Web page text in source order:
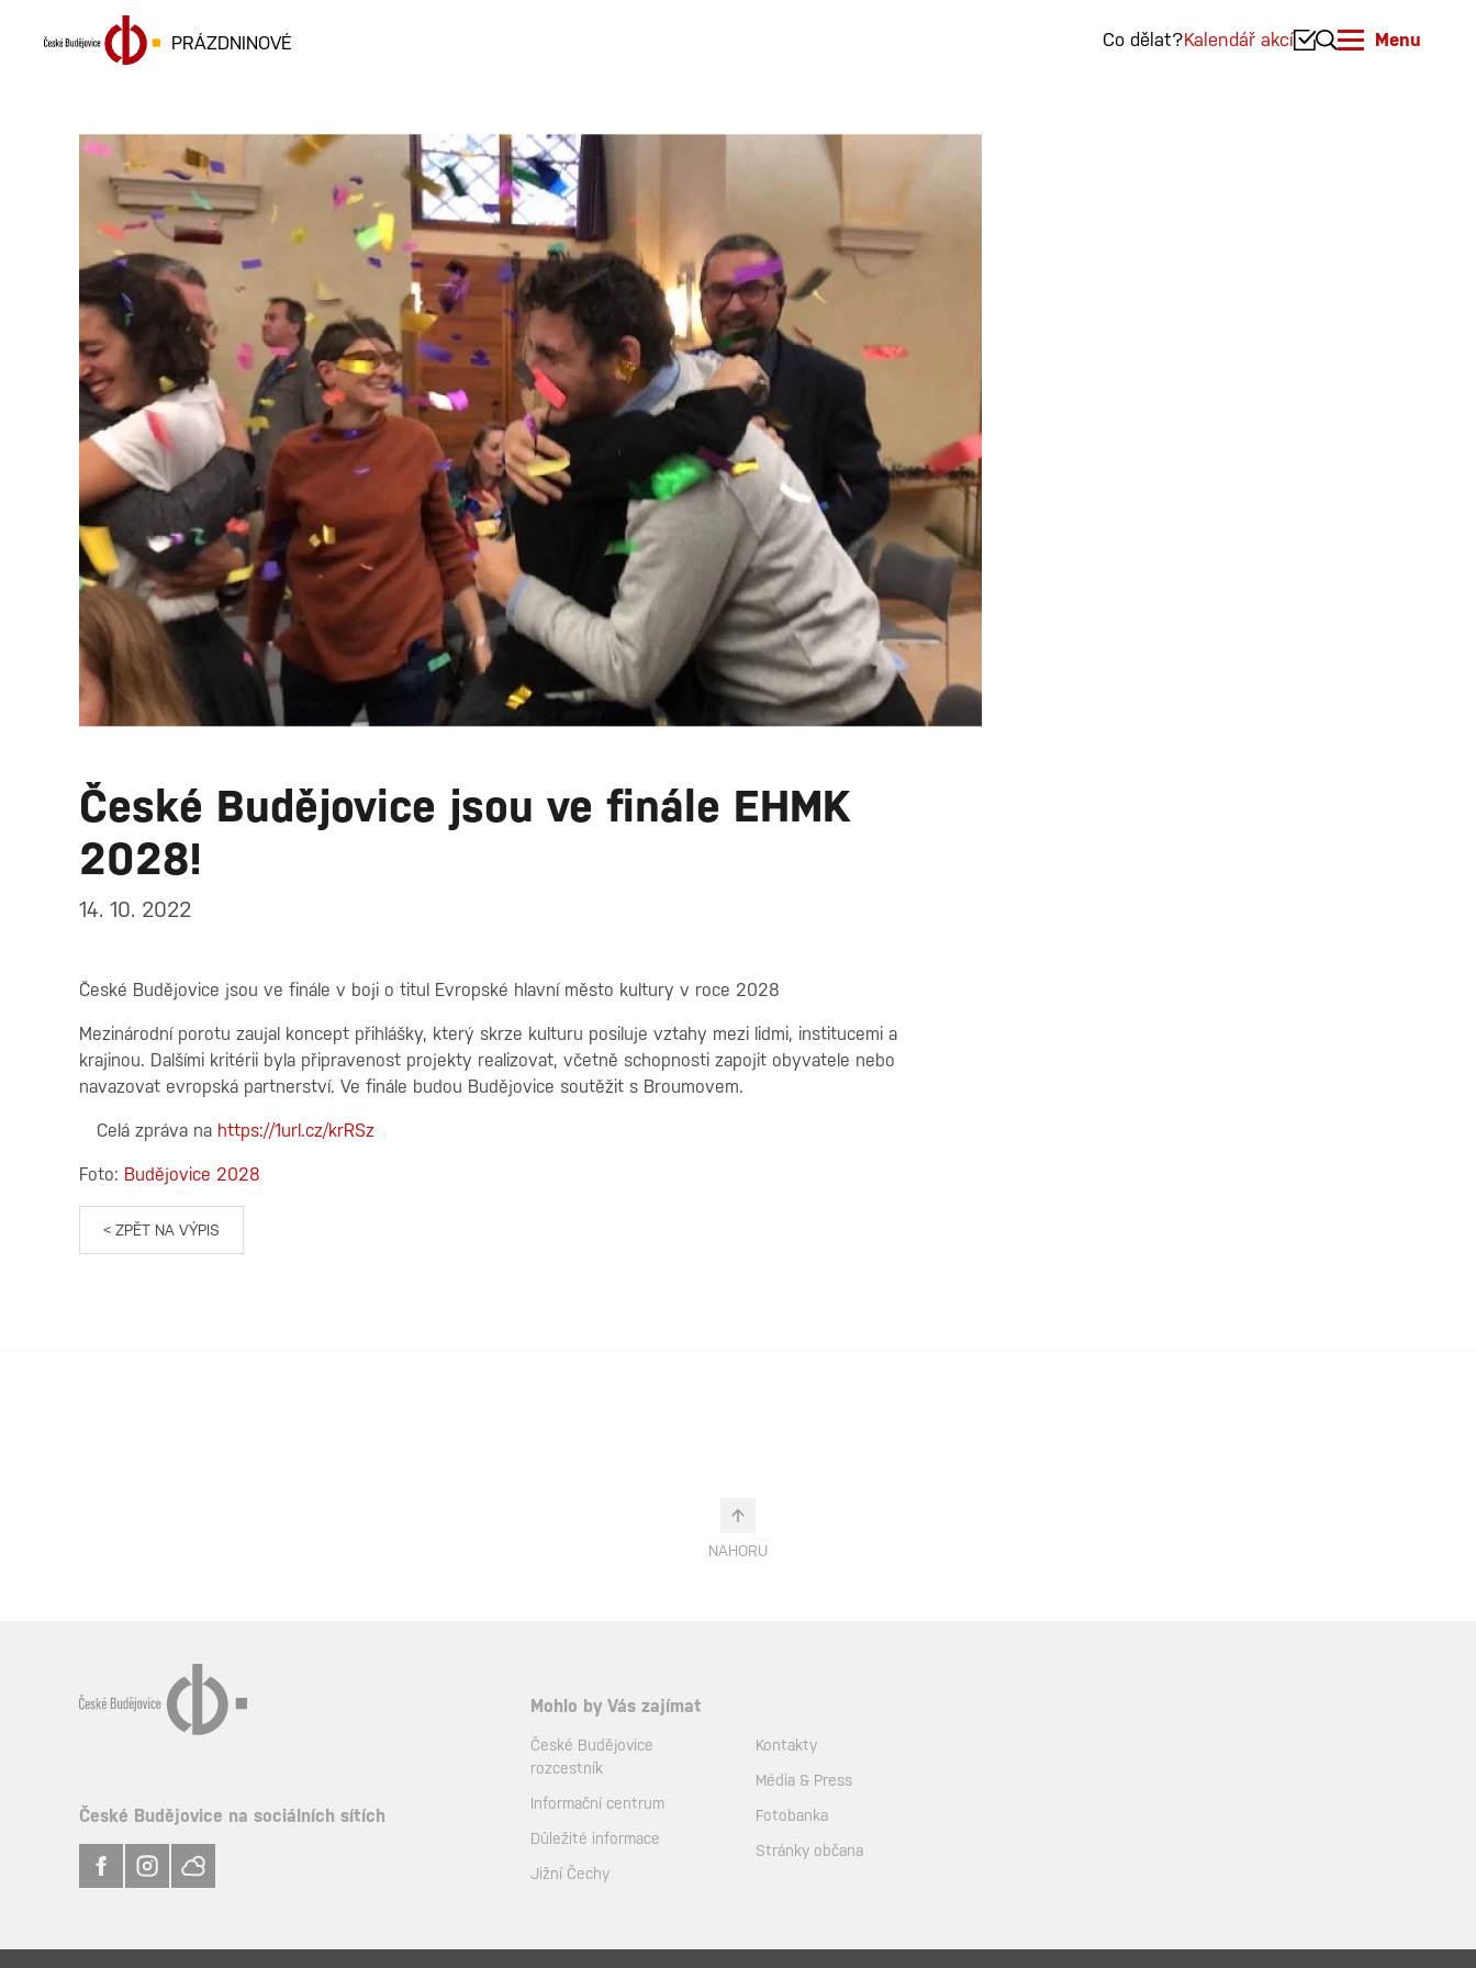
PRÁZDNINOVÉ Co dělat?Kalendář akcí Menu
České Budějovice jsou ve finále EHMK
2028!
14. 10. 2022
České Budějovice jsou ve finále v boji o titul Evropské hlavní město kultury v roce 2028
Mezinárodní porotu zaujal koncept přihlášky, který skrze kulturu posiluje vztahy mezi lidmi, institucemi a
krajinou. Dalšími kritérii byla připravenost projekty realizovat, včetně schopnosti zapojit obyvatele nebo
navazovat evropská partnerství. Ve finále budou Budějovice soutěžit s Broumovem.
Celá zpráva na https://1url.cz/krRSz
Foto: Budějovice 2028
< ZPĚT NA VÝPIS
NAHORU
České Budějovice na sociálních sítích
Mohlo by Vás zajímat
České Budějovice
rozcestník
Informační centrum
Důležité informace
Jižní Čechy
Kontakty
Média & Press
Fotobanka
Stránky občana